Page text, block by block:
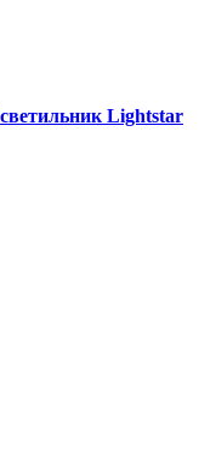
Lightstar